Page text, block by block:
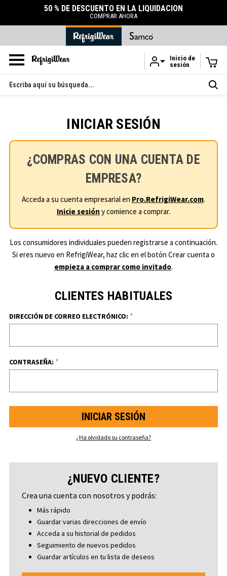
Ir al contenido principal
50 % DE DESCUENTO EN LA LIQUIDACIÓN
COMPRAR AHORA
Inicio de
sesión
Buscar
en
INICIAR SESIÓN
¿COMPRAS CON UNA CUENTA DE
EMPRESA?
Acceda a su cuenta empresarial en Pro.RefrigiWear.com.
Inicie sesión y comience a comprar.
Los consumidores individuales pueden registrarse a continuación.
Si eres nuevo en RefrigiWear, haz clic en el botón Crear cuenta o
empieza a comprar como invitado.
CLIENTES HABITUALES
DIRECCIÓN DE CORREO ELECTRÓNICO: *
CONTRASEÑA: *
¿Ha olvidado su contraseña?
¿NUEVO CLIENTE?
Crea una cuenta con nosotros y podrás:
Más rápido
Guardar varias direcciones de envío
Acceda a su historial de pedidos
Seguimiento de nuevos pedidos
Guardar artículos en tu lista de deseos